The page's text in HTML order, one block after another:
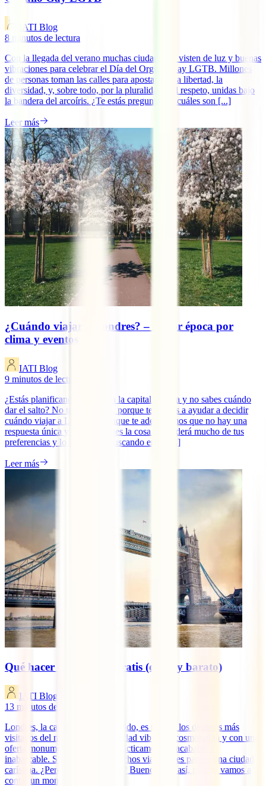
IATI Blog
8
minutos de lectura
Con la llegada del verano muchas ciudades se visten de luz y buenas
vibraciones para celebrar el Día del Orgullo Gay LGTB. Millones
de personas toman las calles para apostar por la libertad, la
diversidad, y, sobre todo, por la pluralidad y el respeto, unidas bajo
la bandera del arcoíris. ¿Te estás preguntando cuáles son [...]
Leer más
¿Cuándo viajar a Londres? – Mejor época por
clima y eventos
IATI Blog
9 minutos de lectura
¿Estás planificando un viaje a la capital inglesa y no sabes cuándo
dar el salto? No te preocupes, porque te vamos a ayudar a decidir
cuándo viajar a Londres. Aunque te adelantamos que no hay una
respuesta única y objetiva, pues la cosa dependerá mucho de tus
preferencias y lo que vayas buscando en tu [...]
Leer más
Qué hacer en Londres gratis (o muy barato)
IATI Blog
13 minutos de lectura
Londres, la capital del Reno Unido, es uno de los destinos más
visitados del mundo. Es una ciudad vibrante, cosmopolita y con una
oferta monumental y cultural prácticamente inacabable e
inabarcable. Sin embargo, a muchos viajeros les parece una ciudad
carísima. ¿Pero es realmente así? Bueno, algo así, pero te vamos a
contar un montón [...]